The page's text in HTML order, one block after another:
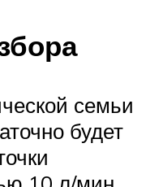
семьи
будет